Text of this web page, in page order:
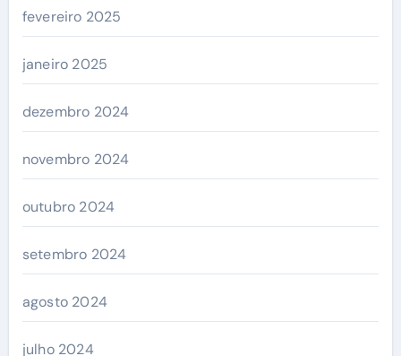
fevereiro 2025
janeiro 2025
dezembro 2024
novembro 2024
outubro 2024
setembro 2024
agosto 2024
julho 2024